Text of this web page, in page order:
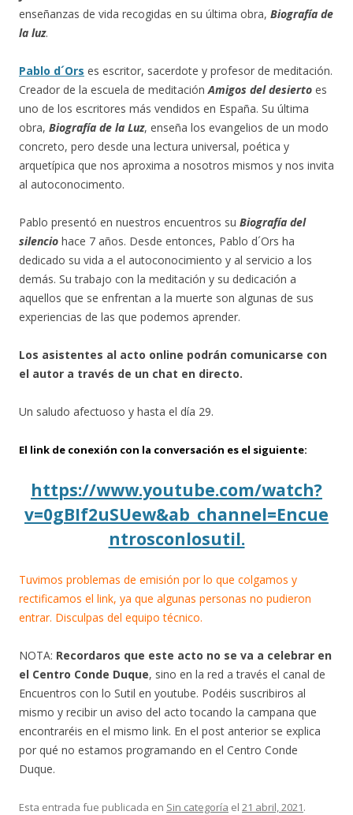
enseñanzas de vida recogidas en su última obra, Biografía de
la luz.
Pablo d´Ors es escritor, sacerdote y profesor de meditación.
Creador de la escuela de meditación Amigos del desierto es
uno de los escritores más vendidos en España. Su última
obra, Biografía de la Luz, enseña los evangelios de un modo
concreto, pero desde una lectura universal, poética y
arquetípica que nos aproxima a nosotros mismos y nos invita
al autoconocimento.
Pablo presentó en nuestros encuentros su Biografía del
silencio hace 7 años. Desde entonces, Pablo d´Ors ha
dedicado su vida a el autoconocimiento y al servicio a los
demás. Su trabajo con la meditación y su dedicación a
aquellos que se enfrentan a la muerte son algunas de sus
experiencias de las que podemos aprender.
Los asistentes al acto online podrán comunicarse con
el autor a través de un chat en directo.
Un saludo afectuoso y hasta el día 29.
El link de conexión con la conversación es el siguiente:
https://www.youtube.com/watch?
v=0gBIf2uSUew&ab_channel=Encue
ntrosconlosutil.
Tuvimos problemas de emisión por lo que colgamos y
rectificamos el link, ya que algunas personas no pudieron
entrar. Disculpas del equipo técnico.
NOTA: Recordaros que este acto no se va a celebrar en
el Centro Conde Duque, sino en la red a través el canal de
Encuentros con lo Sutil en youtube. Podéis suscribiros al
mismo y recibir un aviso del acto tocando la campana que
encontraréis en el mismo link. En el post anterior se explica
por qué no estamos programando en el Centro Conde
Duque.
Esta entrada fue publicada en Sin categoría el 21 abril, 2021.